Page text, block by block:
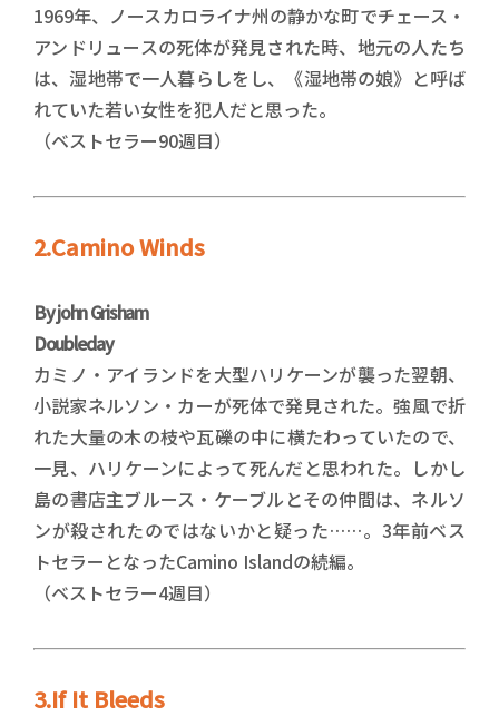
1969年、ノースカロライナ州の静かな町でチェース・
アンドリュースの死体が発見された時、地元の人たち
は、湿地帯で一人暮らしをし、《湿地帯の娘》と呼ば
れていた若い女性を犯人だと思った。
（ベストセラー90週目）
2.Camino Winds
By john Grisham
Doubleday
カミノ・アイランドを大型ハリケーンが襲った翌朝、
小説家ネルソン・カーが死体で発見された。強風で折
れた大量の木の枝や瓦礫の中に横たわっていたので、
一見、ハリケーンによって死んだと思われた。しかし
島の書店主ブルース・ケーブルとその仲間は、ネルソ
ンが殺されたのではないかと疑った……。3年前ベス
トセラーとなったCamino Islandの続編。
（ベストセラー4週目）
3.If It Bleeds